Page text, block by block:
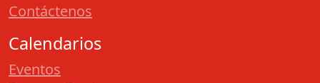
Contáctenos
Calendarios
Eventos